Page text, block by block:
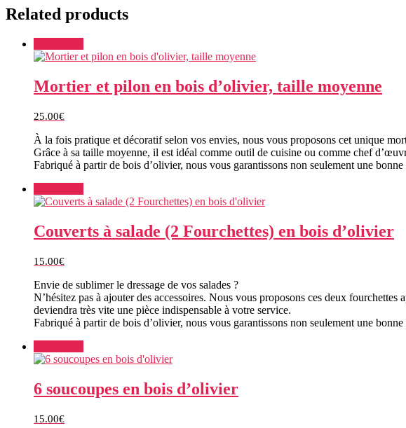
Related products
Mortier et pilon en bois d’olivier, taille moyenne
25.00€
À la fois pratique et décoratif selon vos envies, nous vous proposons cet unique
Grâce à sa taille moyenne, il est idéal comme outil de cuisine ou comme chef
Fabriqué à partir de bois d’olivier, nous vous garantissons non seulement une
Couverts à salade (2 Fourchettes) en bois d’olivier
15.00€
Envie de sublimer le dressage de vos salades ?
N’hésitez pas à ajouter des accessoires. Nous vous proposons ces deux
deviendra très vite une pièce indispensable à votre service.
Fabriqué à partir de bois d’olivier, nous vous garantissons non seulement une
6 soucoupes en bois d’olivier
15.00€